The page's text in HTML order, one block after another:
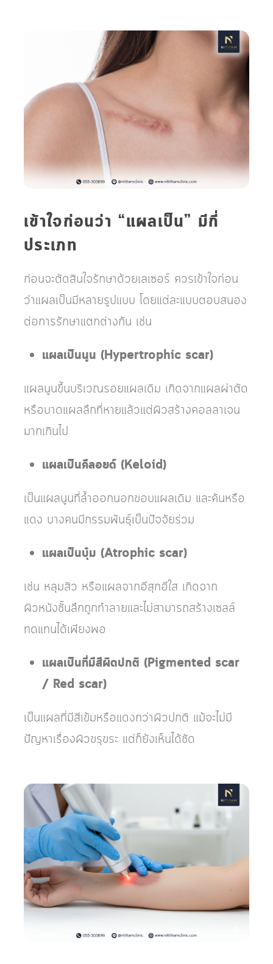
เข้าใจก่อนว่า “แผลเป็น” มีกี่
ประเภท
ก่อนจะตัดสินใจรักษาด้วยเลเซอร์ ควรเข้าใจก่อน
ว่าแผลเป็นมีหลายรูปแบบ โดยแต่ละแบบตอบสนอง
ต่อการรักษาแตกต่างกัน เช่น
แผลเป็นนูน (Hypertrophic scar)
แผลนูนขึ้นบริเวณรอยแผลเดิม เกิดจากแผลผ่าตัด
หรือบาดแผลลึกที่หายแล้วแต่ผิวสร้างคอลลาเจน
มากเกินไป
แผลเป็นคีลอยด์ (Keloid)
เป็นแผลนูนที่ล้ำออกนอกขอบแผลเดิม และคันหรือ
แดง บางคนมีกรรมพันธุ์เป็นปัจจัยร่วม
แผลเป็นบุ๋ม (Atrophic scar)
เช่น หลุมสิว หรือแผลจากอีสุกอีใส เกิดจาก
ผิวหนังชั้นลึกถูกทำลายและไม่สามารถสร้างเซลล์
ทดแทนได้เพียงพอ
แผลเป็นที่มีสีผิดปกติ (Pigmented scar
/ Red scar)
เป็นแผลที่มีสีเข้มหรือแดงกว่าผิวปกติ แม้จะไม่มี
ปัญหาเรื่องผิวขรุขระ แต่ก็ยังเห็นได้ชัด